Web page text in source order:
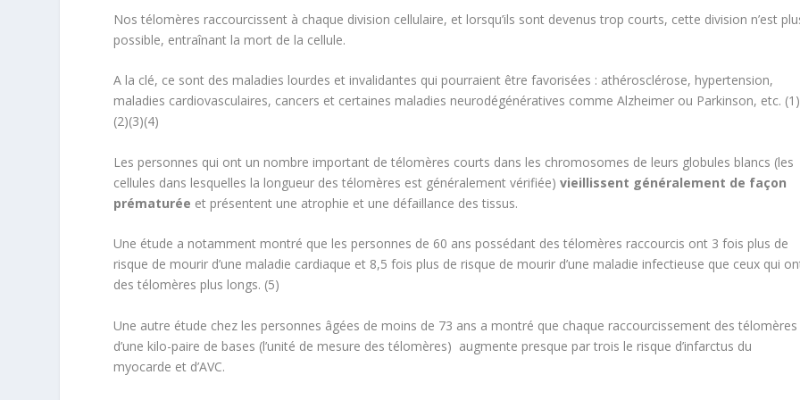
Nos télomères raccourcissent à chaque division cellulaire, et lorsqu’ils sont devenus trop courts, cette division n’est
possible, entraînant la mort de la cellule.
A la clé, ce sont des maladies lourdes et invalidantes qui pourraient être favorisées : athérosclérose, hypertension,
maladies cardiovasculaires, cancers et certaines maladies neurodégénératives comme Alzheimer ou Parkinson, etc. (1)
(2)(3)(4)
Les personnes qui ont un nombre important de télomères courts dans les chromosomes de leurs globules blancs (les
cellules dans lesquelles la longueur des télomères est généralement vérifiée)vieillissent généralement de façon
prématurée et présentent une atrophie et une défaillance des tissus.
Une étude a notamment montré que les personnes de 60 ans possédant des télomères raccourcis ont 3 fois plus de
risque de mourir d’une maladie cardiaque et 8,5 fois plus de risque de mourir d’une maladie infectieuse que ceux qui
des télomères plus longs. (5)
Une autre étude chez les personnes âgées de moins de 73 ans a montré que chaque raccourcissement des télomères
d’une kilo-paire de bases (l’unité de mesure des télomères) augmente presque par trois le risque d’infarctus du
myocarde et d’AVC.